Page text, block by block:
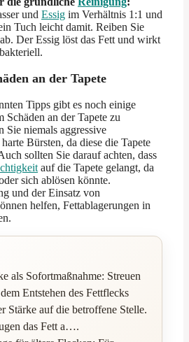
und Essig im Verhältnis 1:1 und
Tuch leicht damit. Reiben Sie
Der Essig löst das Fett und wirkt
an der Tapete
Tipps gibt es noch einige
an der Tapete zu
Sie niemals aggressive
Bürsten, da diese die Tapete
sollten Sie darauf achten, dass
auf die Tapete gelangt, da
sich ablösen könnte.
und der Einsatz von
helfen, Fettablagerungen in
als Sofortmaßnahme: Streuen
Entstehen des Fettflecks
Stärke auf die betroffene Stelle.
das Fett a….